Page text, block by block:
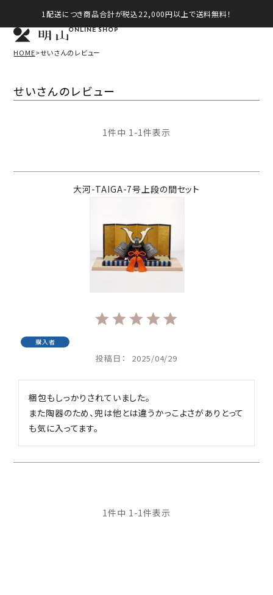
1配送につき商品合計が税込22,000円以上で送料無料！
ONLINE SHOP
HOME せいさんのレビュー
せいさんのレビュー
1件中 1 -1件表示
大河-TAIGA-7号上段の間セット
購入者
投稿日 2025/04/29
梱包もしっかりされていました。
また陶器のため、兜は他とは違うかっこよさがありとって
も気に入ってます。
1件中 1 -1件表示